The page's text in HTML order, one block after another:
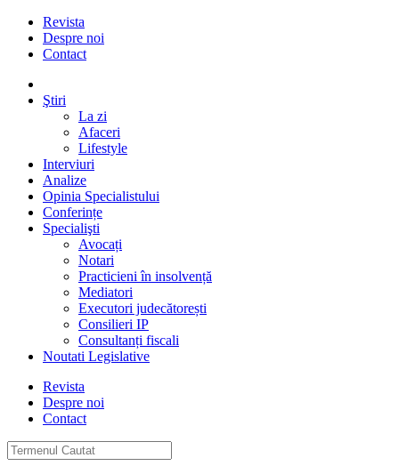
Revista
Despre noi
Contact
Ştiri
La zi
Afaceri
Lifestyle
Interviuri
Analize
Opinia Specialistului
Conferințe
Specialişti
Avocați
Notari
Practicieni în insolvență
Mediatori
Executori judecătorești
Consilieri IP
Consultanți fiscali
Noutati Legislative
Revista
Despre noi
Contact